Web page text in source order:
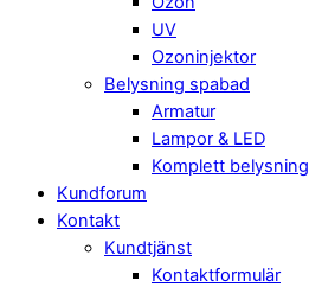
UV
Ozoninjektor
Belysning spabad
Armatur
Lampor & LED
Komplett belysning
Kundforum
Kontakt
Kundtjänst
Kontaktformulär